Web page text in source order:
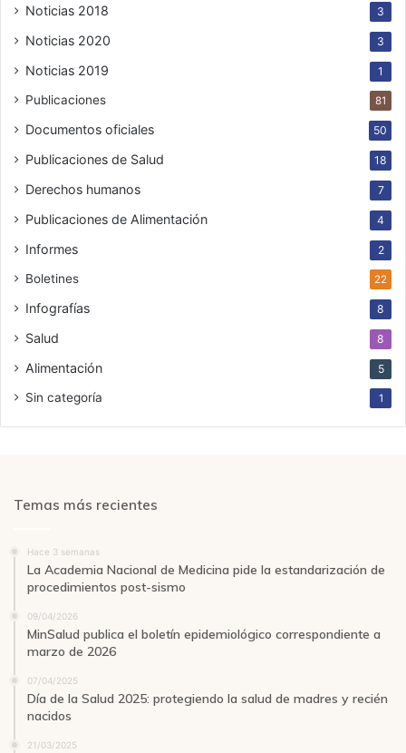
Noticias 2018 3
Noticias 2020 3
Noticias 2019 1
Publicaciones 81
Documentos oficiales 50
Publicaciones de Salud 18
Derechos humanos 7
Publicaciones de Alimentación 4
Informes 2
Boletines 22
Infografías 8
Salud 8
Alimentación 5
Sin categoría 1
Temas más recientes
Hace 3 semanas
La Academia Nacional de Medicina pide la estandarización de
procedimientos post-sismo
09/04/2026
MinSalud publica el boletín epidemiológico correspondiente a
marzo de 2026
07/04/2025
Día de la Salud 2025: protegiendo la salud de madres y recién
nacidos
21/03/2025